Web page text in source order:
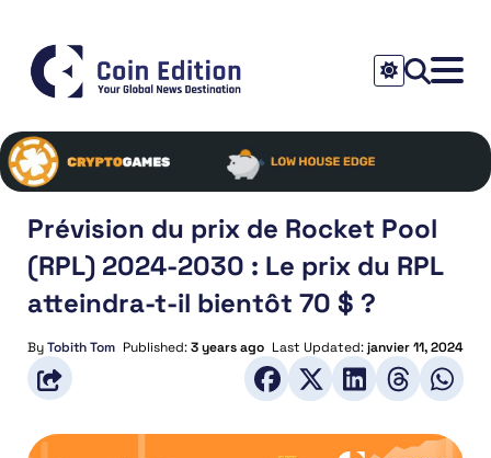
Prévision du prix de Rocket Pool
(RPL) 2024-2030 : Le prix du RPL
atteindra-t-il bientôt 70 $ ?
ByTobith Tom Published:3 years ago Last Updated:janvier 11, 2024